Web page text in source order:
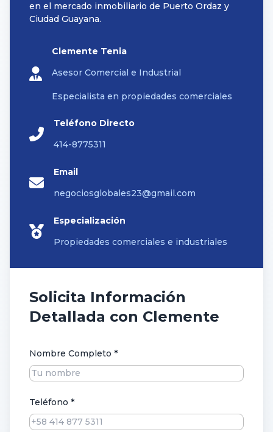
en el mercado inmobiliario de Puerto Ordaz y
Ciudad Guayana.
Clemente Tenia
Asesor Comercial e Industrial
Especialista en propiedades comerciales
Teléfono Directo
414-8775311
Email
negociosglobales23@gmail.com
Especialización
Propiedades comerciales e industriales
Solicita Información
Detallada con Clemente
Nombre Completo *
Teléfono *